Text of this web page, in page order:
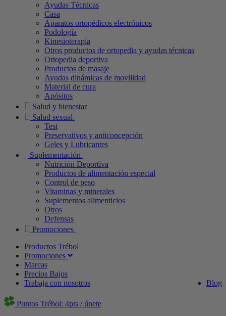
Ayudas Técnicas
Casa
Aparatos ortopédicos electrónicos
Podología
Kinesioterapia
Otros productos de ortopedia y ayudas técnicas
Ortopedia deportiva
Productos de masaje
Ayudas dinámicas de movilidad
Material de cura
Apósitos
Salud y bienestar
Salud sexual
Test
Preservativos y anticoncepción
Geles y Lubricantes
Suplementación
Nutrición Deportiva
Productos de alimentación especial
Control de peso
Vitaminas y minerales
Suplementos alimenticios
Otros
Defensas
Promociones
Productos Trébol
Promociones
Marcas
Precios Bajos
Blog
Trabaja con nosotros
Puntos Trébol: 4pts / únete